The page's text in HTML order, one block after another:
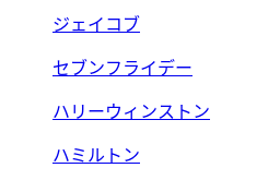
ジェイコブ
セブンフライデー
ハリーウィンストン
ハミルトン